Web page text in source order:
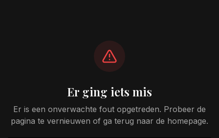
Er ging iets mis
Er is een onverwachte fout opgetreden. Probeer de
pagina te vernieuwen of ga terug naar de homepage.